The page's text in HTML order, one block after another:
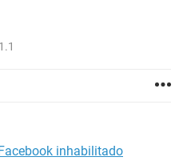
inhabilitado